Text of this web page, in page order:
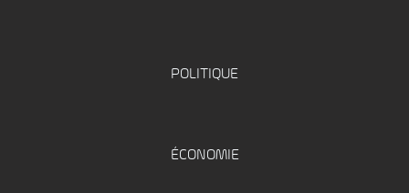
POLITIQUE
ÉCONOMIE